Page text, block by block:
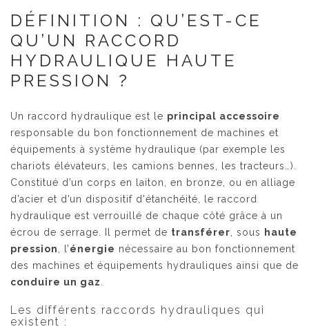
DÉFINITION : QU’EST-CE
QU’UN RACCORD
HYDRAULIQUE HAUTE
PRESSION ?
Un raccord hydraulique est le principal accessoire
responsable du bon fonctionnement de machines et
équipements à système hydraulique (par exemple les
chariots élévateurs, les camions bennes, les tracteurs…).
Constitué d’un corps en laiton, en bronze, ou en alliage
d’acier et d’un dispositif d'étanchéité, le raccord
hydraulique est verrouillé de chaque côté grâce à un
écrou de serrage. Il permet de transférer , sous haute
pression
, l’énergie nécessaire au bon fonctionnement
des machines et équipements hydrauliques ainsi que de
conduire un gaz
Les différents raccords hydrauliques qui
existent :